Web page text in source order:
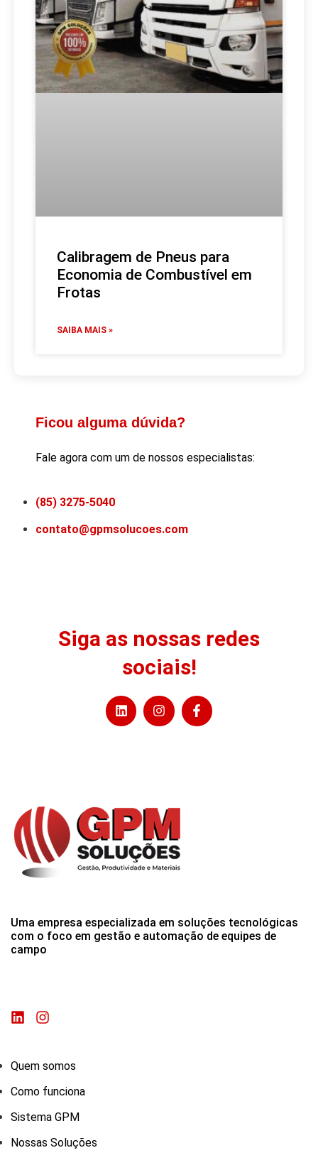
Calibragem de Pneus para
Economia de Combustível em
Frotas
SAIBA MAIS »
Ficou alguma dúvida?
Fale agora com um de nossos especialistas:
(85) 3275-5040
contato@gpmsolucoes.com
Siga as nossas redes
sociais!
Uma empresa especializada em soluções tecnológicas
com o foco em gestão e automação de equipes de
campo
Quem somos
Como funciona
Sistema GPM
Nossas Soluções